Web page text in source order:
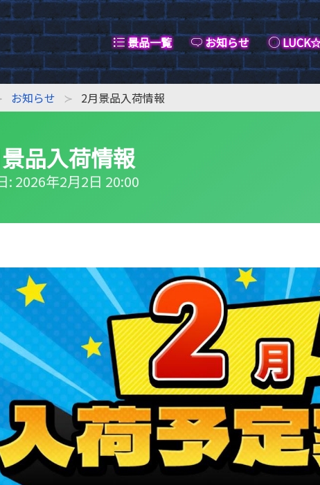
景品一覧 お知らせ
お知らせ 2月景品入荷情報
品入荷情報
: 2026年2月2日 20:00